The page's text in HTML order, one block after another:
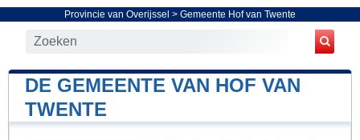
Provincie van Overijssel > Gemeente Hof van Twente
DE GEMEENTE VAN HOF VAN
TWENTE